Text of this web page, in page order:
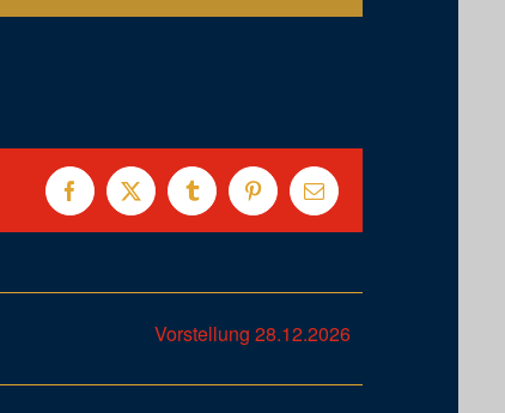
Facebook
X TumblrPinterest
E-
Mail
Vorstellung 28.12.2026